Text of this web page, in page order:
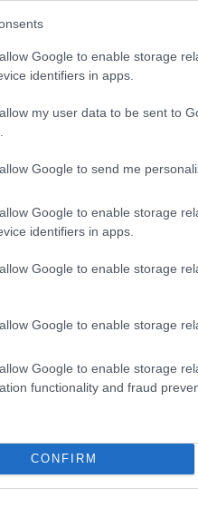
Google to enable storage
identifiers in apps.
my user data to be sent to
Google to send me
Google to enable storage
identifiers in apps.
Google to enable storage
Google to enable storage
Google to enable storage
functionality and fraud
CONFIRM
jobbra a gyár új igazgatója.
a hatodik oldalra,
vagy a városban?”
hogy a gyár
nem fejlődött